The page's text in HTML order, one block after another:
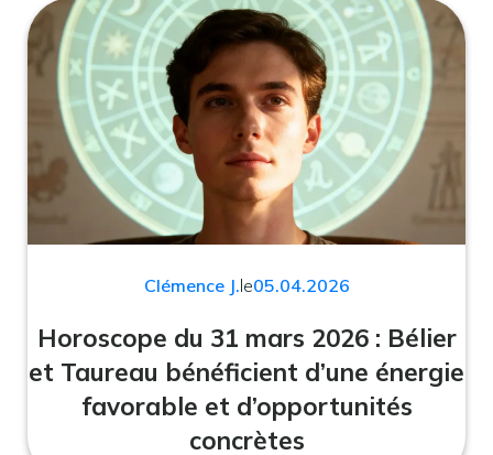
Clémence J.le05.04.2026
Horoscope du 31 mars 2026 : Bélier
et Taureau bénéficient d’une énergie
favorable et d’opportunités
concrètes